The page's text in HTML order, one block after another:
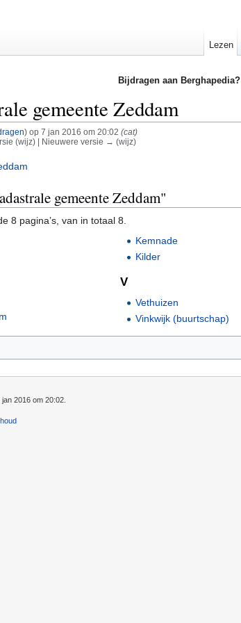
Bijdragen aan Berghapedia?
gemeente Zeddam
)op 7 jan 2016 om 20:02 (cat)
(wijz) | Nieuwere versie → (wijz)
gemeente Zeddam"
8 pagina’s, van in totaal 8.
Kemnade
Kilder
V
Vethuizen
Vinkwijk (buurtschap)
Lezen
2016 om 20:02.